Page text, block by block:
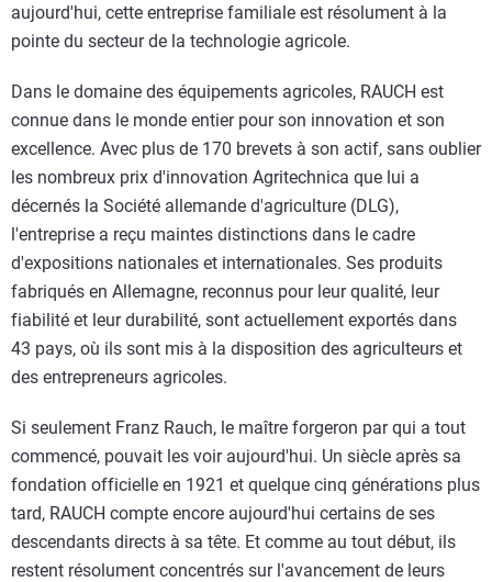
aujourd'hui, cette entreprise familiale est résolument à la
pointe du secteur de la technologie agricole.
Dans le domaine des équipements agricoles, RAUCH est
connue dans le monde entier pour son innovation et son
excellence. Avec plus de 170 brevets à son actif, sans oublier
les nombreux prix d'innovation Agritechnica que lui a
décernés la Société allemande d'agriculture (DLG),
l'entreprise a reçu maintes distinctions dans le cadre
d'expositions nationales et internationales. Ses produits
fabriqués en Allemagne, reconnus pour leur qualité, leur
fiabilité et leur durabilité, sont actuellement exportés dans
43 pays, où ils sont mis à la disposition des agriculteurs et
des entrepreneurs agricoles.
Si seulement Franz Rauch, le maître forgeron par qui a tout
commencé, pouvait les voir aujourd'hui. Un siècle après sa
fondation officielle en 1921 et quelque cinq générations plus
tard, RAUCH compte encore aujourd'hui certains de ses
descendants directs à sa tête. Et comme au tout début, ils
restent résolument concentrés sur l'avancement de leurs